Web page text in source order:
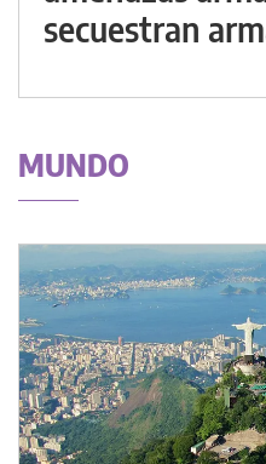
secuestran
MUNDO